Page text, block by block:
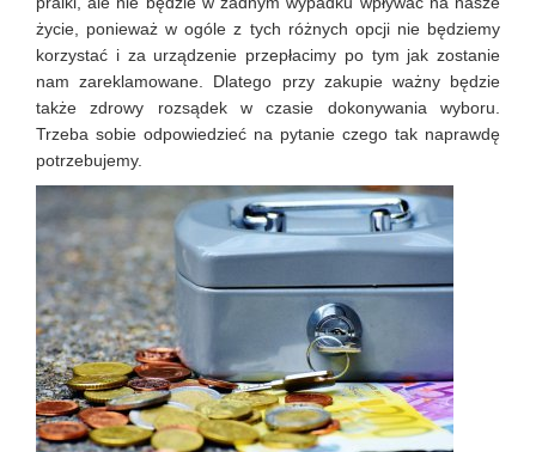
życie, ponieważ w ogóle z tych różnych opcji nie będziemy
korzystać i za urządzenie przepłacimy po tym jak zostanie
nam zareklamowane. Dlatego przy zakupie ważny będzie
także zdrowy rozsądek w czasie dokonywania wyboru.
Trzeba sobie odpowiedzieć na pytanie czego tak naprawdę
potrzebujemy.